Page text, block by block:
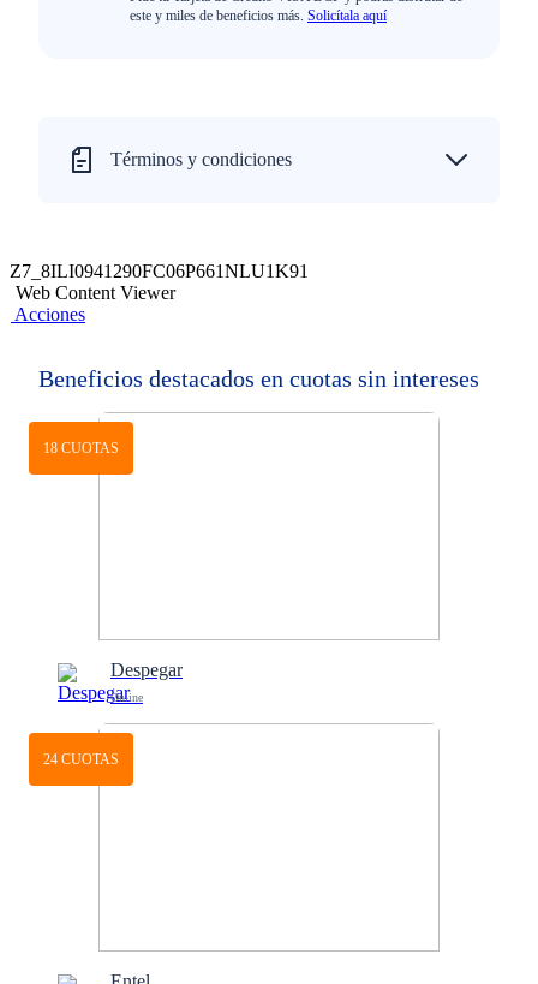
este y miles de beneficios más. Solicítala aquí
Términos y condiciones
Z7_8ILI0941290FC06P661NLU1K91
Web Content Viewer
Acciones
Beneficios destacados en cuotas sin intereses
18 CUOTAS
Despegar
Online
24 CUOTAS